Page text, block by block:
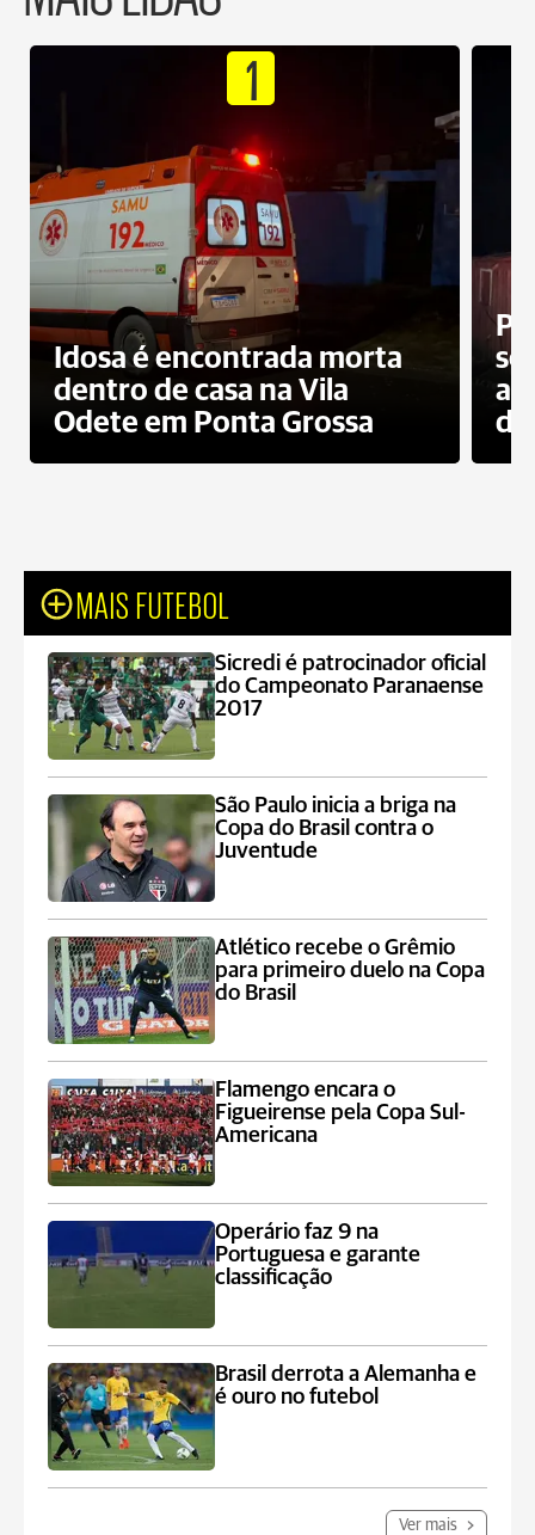
1
Idosa é encontrada morta
dentro de casa na Vila
Odete em Ponta Grossa
do
MAIS FUTEBOL
Sicredi é patrocinador oficial
do Campeonato Paranaense
2017
São Paulo inicia a briga na
Copa do Brasil contra o
Juventude
Atlético recebe o Grêmio
para primeiro duelo na Copa
do Brasil
Flamengo encara o
Figueirense pela Copa Sul-
Americana
Operário faz 9 na
Portuguesa e garante
classificação
Brasil derrota a Alemanha e
é ouro no futebol
Ver mais